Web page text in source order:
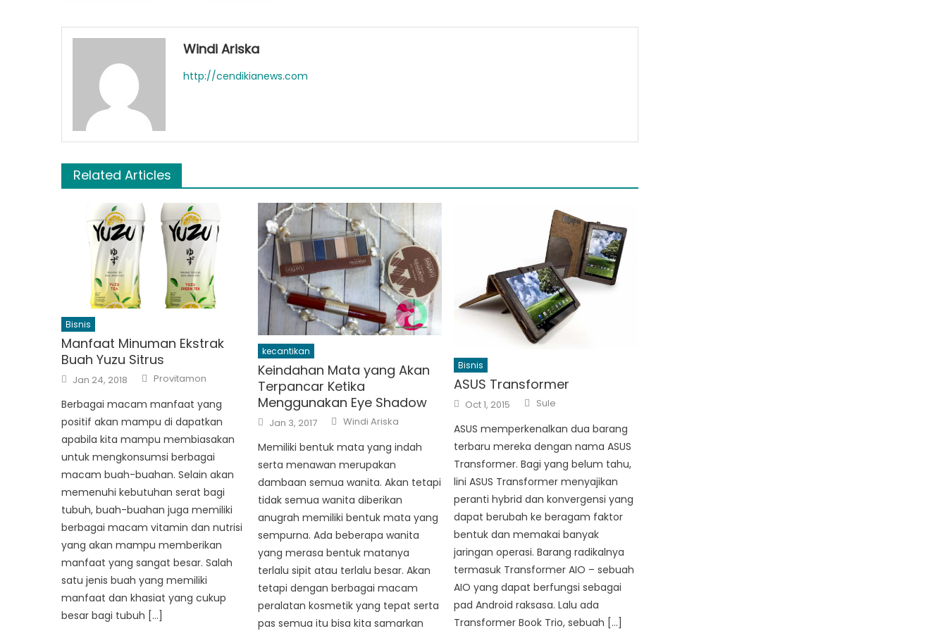
Windi Ariska
http://cendikianews.com
Related Articles
Bisnis
Manfaat Minuman Ekstrak
Buah Yuzu Sitrus
Posted
on
Jan 24, 2018 Author
Provitamon
Berbagai macam manfaat yang
positif akan mampu di dapatkan
apabila kita mampu membiasakan
untuk mengkonsumsi berbagai
macam buah-buahan. Selain akan
memenuhi kebutuhan serat bagi
tubuh, buah-buahan juga memiliki
berbagai macam vitamin dan nutrisi
yang akan mampu memberikan
manfaat yang sangat besar. Salah
satu jenis buah yang memiliki
manfaat dan khasiat yang cukup
besar bagi tubuh […]
kecantikan
Keindahan Mata yang Akan
Terpancar Ketika
Menggunakan Eye Shadow
Posted
on
Jan 3, 2017 Author
Windi Ariska
Memiliki bentuk mata yang indah
serta menawan merupakan
dambaan semua wanita. Akan tetapi
tidak semua wanita diberikan
anugrah memiliki bentuk mata yang
sempurna. Ada beberapa wanita
yang merasa bentuk matanya
terlalu sipit atau terlalu besar. Akan
tetapi dengan berbagai macam
peralatan kosmetik yang tepat serta
pas semua itu bisa kita samarkan
Bisnis
ASUS Transformer
Posted
on
Oct 1, 2015 Author
Sule
ASUS memperkenalkan dua barang
terbaru mereka dengan nama ASUS
Transformer. Bagi yang belum tahu,
lini ASUS Transformer menyajikan
peranti hybrid dan konvergensi yang
dapat berubah ke beragam faktor
bentuk dan memakai banyak
jaringan operasi. Barang radikalnya
termasuk Transformer AIO – sebuah
AIO yang dapat berfungsi sebagai
pad Android raksasa. Lalu ada
Transformer Book Trio, sebuah […]